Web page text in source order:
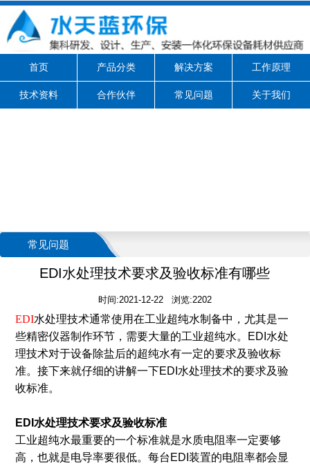
首页 产品分类 解决方案 工作原理
技术资料 合作伙伴 常见问题 关于我们
常见问题
EDI水处理技术要求及验收标准有哪些
时间:2021-12-22 浏览:2202
EDI水处理技术通常使用在工业超纯水制备中，尤其是一
些精密仪器制作环节，需要大量的工业超纯水。EDI水处
理技术对于设备除盐后的超纯水有一定的要求及验收标
准。接下来就仔细的讲解一下EDI水处理技术的要求及验
收标准。
EDI水处理技术要求及验收标准
工业超纯水最重要的一个标准就是水质电阻率一定要够
高，也就是电导率要很低。每台EDI装置的电阻率都会显